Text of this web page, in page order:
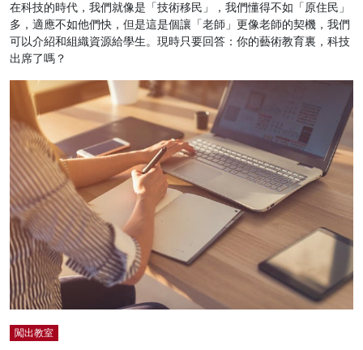
在科技的時代，我們就像是「技術移民」，我們懂得不如「原住民」
多，適應不如他們快，但是這是個讓「老師」更像老師的契機，我們
可以介紹和組織資源給學生。現時只要回答：你的藝術教育裏，科技
出席了嗎？
闖出教室